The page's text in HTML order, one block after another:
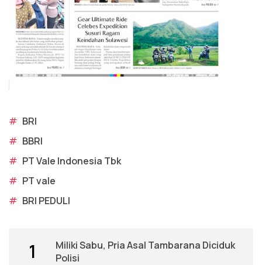
# BRI
# BBRI
# PT Vale Indonesia Tbk
# PT vale
# BRI PEDULI
1
Miliki Sabu, Pria Asal Tambarana Diciduk
Polisi